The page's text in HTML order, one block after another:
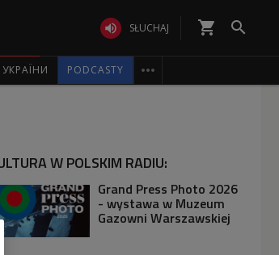
 SŁUCHAJ shopping_cart 
PODCASTY 
W POLSKIM RADIU:
Grand Press Photo 2026
- wystawa w Muzeum
Gazowni Warszawskiej